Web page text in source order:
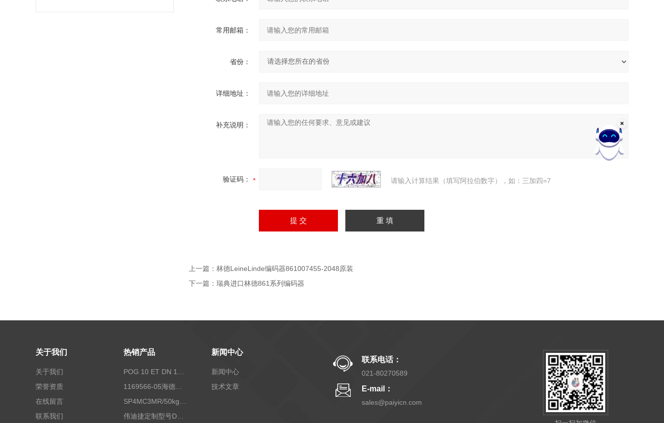
常用邮箱：
省份：
详细地址：
补充说明：
验证码： 请输入计算结果（填写阿拉伯数字），如：三加四=7
上一篇： 林德LeineLinde编码器861007455-2048原装
下一篇： 瑞典进口林德861系列编码器
关于我们
关于我们
荣誉资质
在线留言
联系我们
热销产品 新闻中心
新闻中心
技术文章
联系电话：
021-80270589
E-mail：
sales@paiyicn.com